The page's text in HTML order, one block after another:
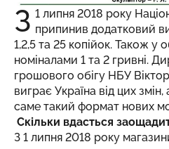
З 1 липня 2018 року
припинив додатковий
1,2,5 та 25 копійок. Також у
номіналами 1 та 2 гривні.
грошового обігу НБУ
виграє Україна від цих
саме такий формат нових
Скільки вдасться
З 1 липня 2018 року